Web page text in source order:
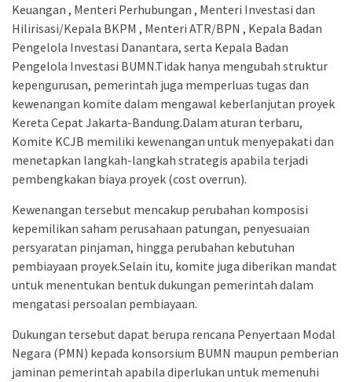
Keuangan , Menteri Perhubungan , Menteri Investasi dan
Hilirisasi/Kepala BKPM , Menteri ATR/BPN , Kepala Badan
Pengelola Investasi Danantara, serta Kepala Badan
Pengelola Investasi BUMN.Tidak hanya mengubah struktur
kepengurusan, pemerintah juga memperluas tugas dan
kewenangan komite dalam mengawal keberlanjutan proyek
Kereta Cepat Jakarta-Bandung.Dalam aturan terbaru,
Komite KCJB memiliki kewenangan untuk menyepakati dan
menetapkan langkah-langkah strategis apabila terjadi
pembengkakan biaya proyek (cost overrun).
Kewenangan tersebut mencakup perubahan komposisi
kepemilikan saham perusahaan patungan, penyesuaian
persyaratan pinjaman, hingga perubahan kebutuhan
pembiayaan proyek.Selain itu, komite juga diberikan mandat
untuk menentukan bentuk dukungan pemerintah dalam
mengatasi persoalan pembiayaan.
Dukungan tersebut dapat berupa rencana Penyertaan Modal
Negara (PMN) kepada konsorsium BUMN maupun pemberian
jaminan pemerintah apabila diperlukan untuk memenuhi